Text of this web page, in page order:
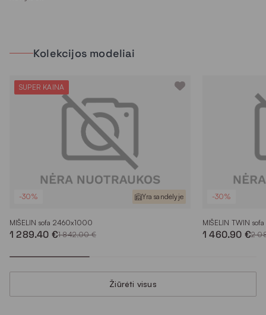
Kolekcijos modeliai
SUPER KAINA
-30% Yra sandėlyje
MIŠELIN sofa 2460x1000
1 289.40 €1 842.00 €
-30%
MIŠELIN TWIN
1 460.90 €2
Žiūrėti visus